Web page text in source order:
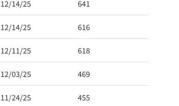
12/14/25 641
12/14/25 616
12/11/25 618
12/03/25 469
11/24/25 455